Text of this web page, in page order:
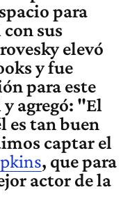
para
sus
elevó
y fue
para este
agregó: "El
es tan buen
captar el
, que para
actor de la